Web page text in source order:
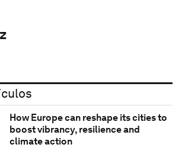
How Europe can reshape its cities to
boost vibrancy, resilience and
climate action